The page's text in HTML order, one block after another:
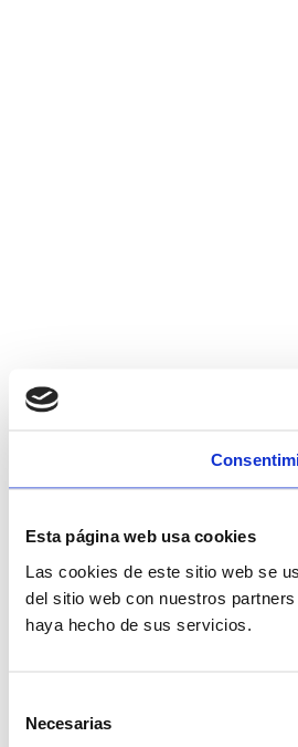
Esta página web usa cookies
Las cookies de este sitio web se
del sitio web con nuestros
haya hecho de sus servicios.
Necesarias